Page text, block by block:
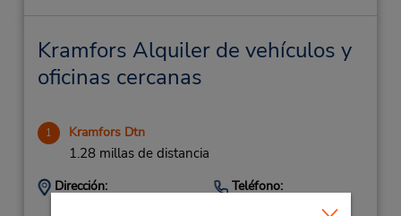
Kramfors Alquiler de vehículos y
oficinas cercanas
1 Kramfors Dtn
1.28 millas de distancia
Dirección:
Teléfono:
46 612-711 850